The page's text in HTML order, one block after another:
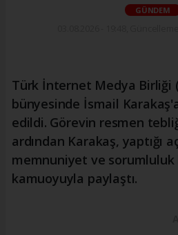
GÜNDEM
Türk İnternet Medya Birliği
bünyesinde İsmail
edildi. Görevin resmen
ardından Karakaş, yaptığı
memnuniyet ve sorumluluk
kamuoyuyla paylaştı.